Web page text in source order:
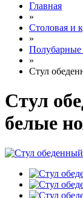
Главная
»
Столовая и
»
Полубарные
»
Стул
Стул
белые